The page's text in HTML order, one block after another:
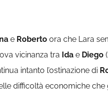
e Roberto ora che Lara
vicinanza tra Ida e Diego
intanto l’ostinazione di
difficoltà economiche